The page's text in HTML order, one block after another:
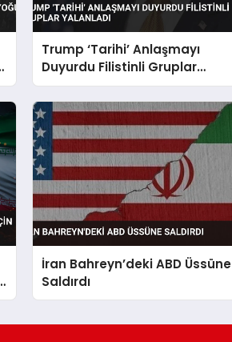
Trump ‘Tarihi’ Anlaşmayı
Duyurdu Filistinli Gruplar
Yalanladı
İran Bahreyn’deki ABD Üssüne
Saldırdı